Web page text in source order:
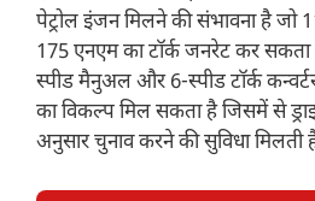
पेट्रोल इंजन मिलने की संभावना है जो
175 एनएम का टॉर्क जनरेट कर
स्पीड मैनुअल और 6-स्पीड टॉर्क
का विकल्प मिल सकता है जिसमें से
अनुसार चुनाव करने की सुविधा मिलती